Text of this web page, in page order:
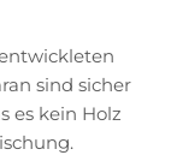
sind sicher
es kein Holz